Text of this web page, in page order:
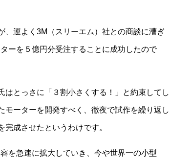
、運よく3M（スリーエム）社との商談に漕ぎ
ーを５億円分受注することに成功したので
とっさに「３割小さくする！」と約束してし
モーターを開発すべく、徹夜で試作を繰り返し
成させたというわけです。
を急速に拡大していき、今や世界一の小型